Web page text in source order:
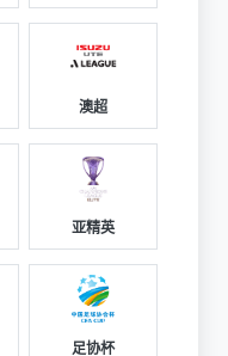
澳超
亚精英
足协杯